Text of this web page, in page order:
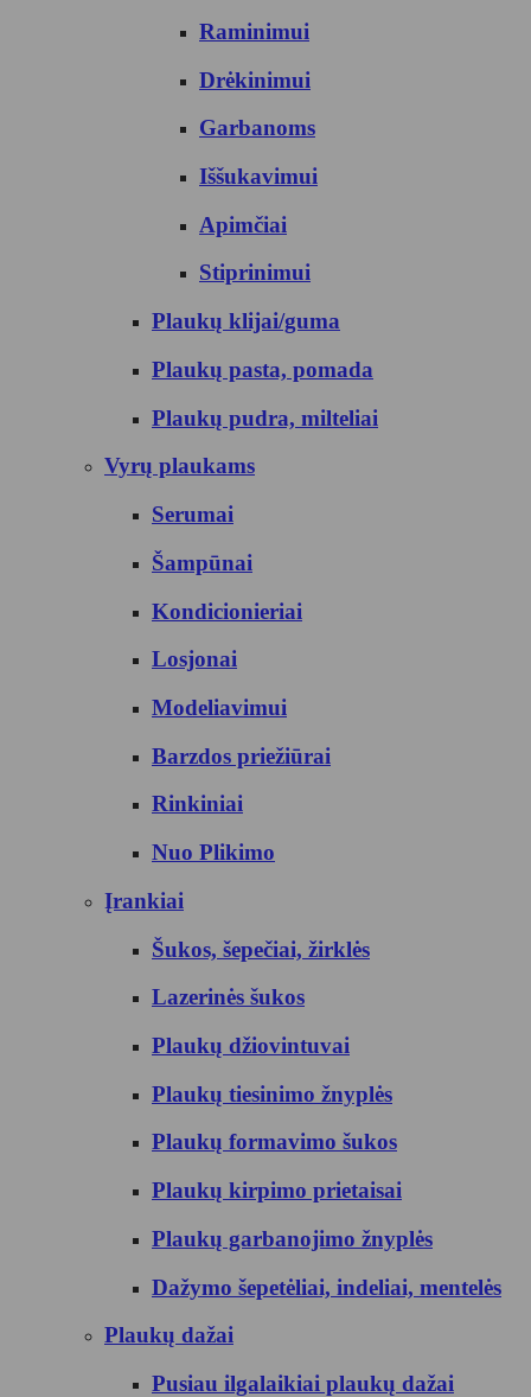
Raminimui
Drėkinimui
Garbanoms
Iššukavimui
Apimčiai
Stiprinimui
Plaukų klijai/guma
Plaukų pasta, pomada
Plaukų pudra, milteliai
Vyrų plaukams
Serumai
Šampūnai
Kondicionieriai
Losjonai
Modeliavimui
Barzdos priežiūrai
Rinkiniai
Nuo Plikimo
Įrankiai
Šukos, šepečiai, žirklės
Lazerinės šukos
Plaukų džiovintuvai
Plaukų tiesinimo žnyplės
Plaukų formavimo šukos
Plaukų kirpimo prietaisai
Plaukų garbanojimo žnyplės
Dažymo šepetėliai, indeliai, mentelės
Plaukų dažai
Pusiau ilgalaikiai plaukų dažai